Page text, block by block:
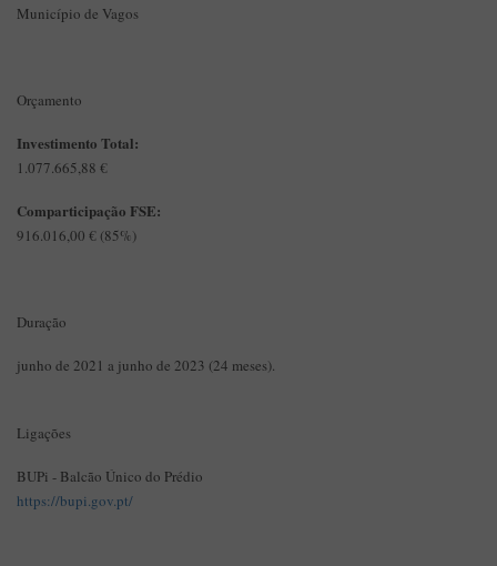
Município de Vagos
Orçamento
Investimento Total:
1.077.665,88 €
Comparticipação FSE:
916.016,00 € (85%)
Duração
junho de 2021 a junho de 2023 (24 meses).
Ligações
BUPi - Balcão Único do Prédio
https://bupi.gov.pt/